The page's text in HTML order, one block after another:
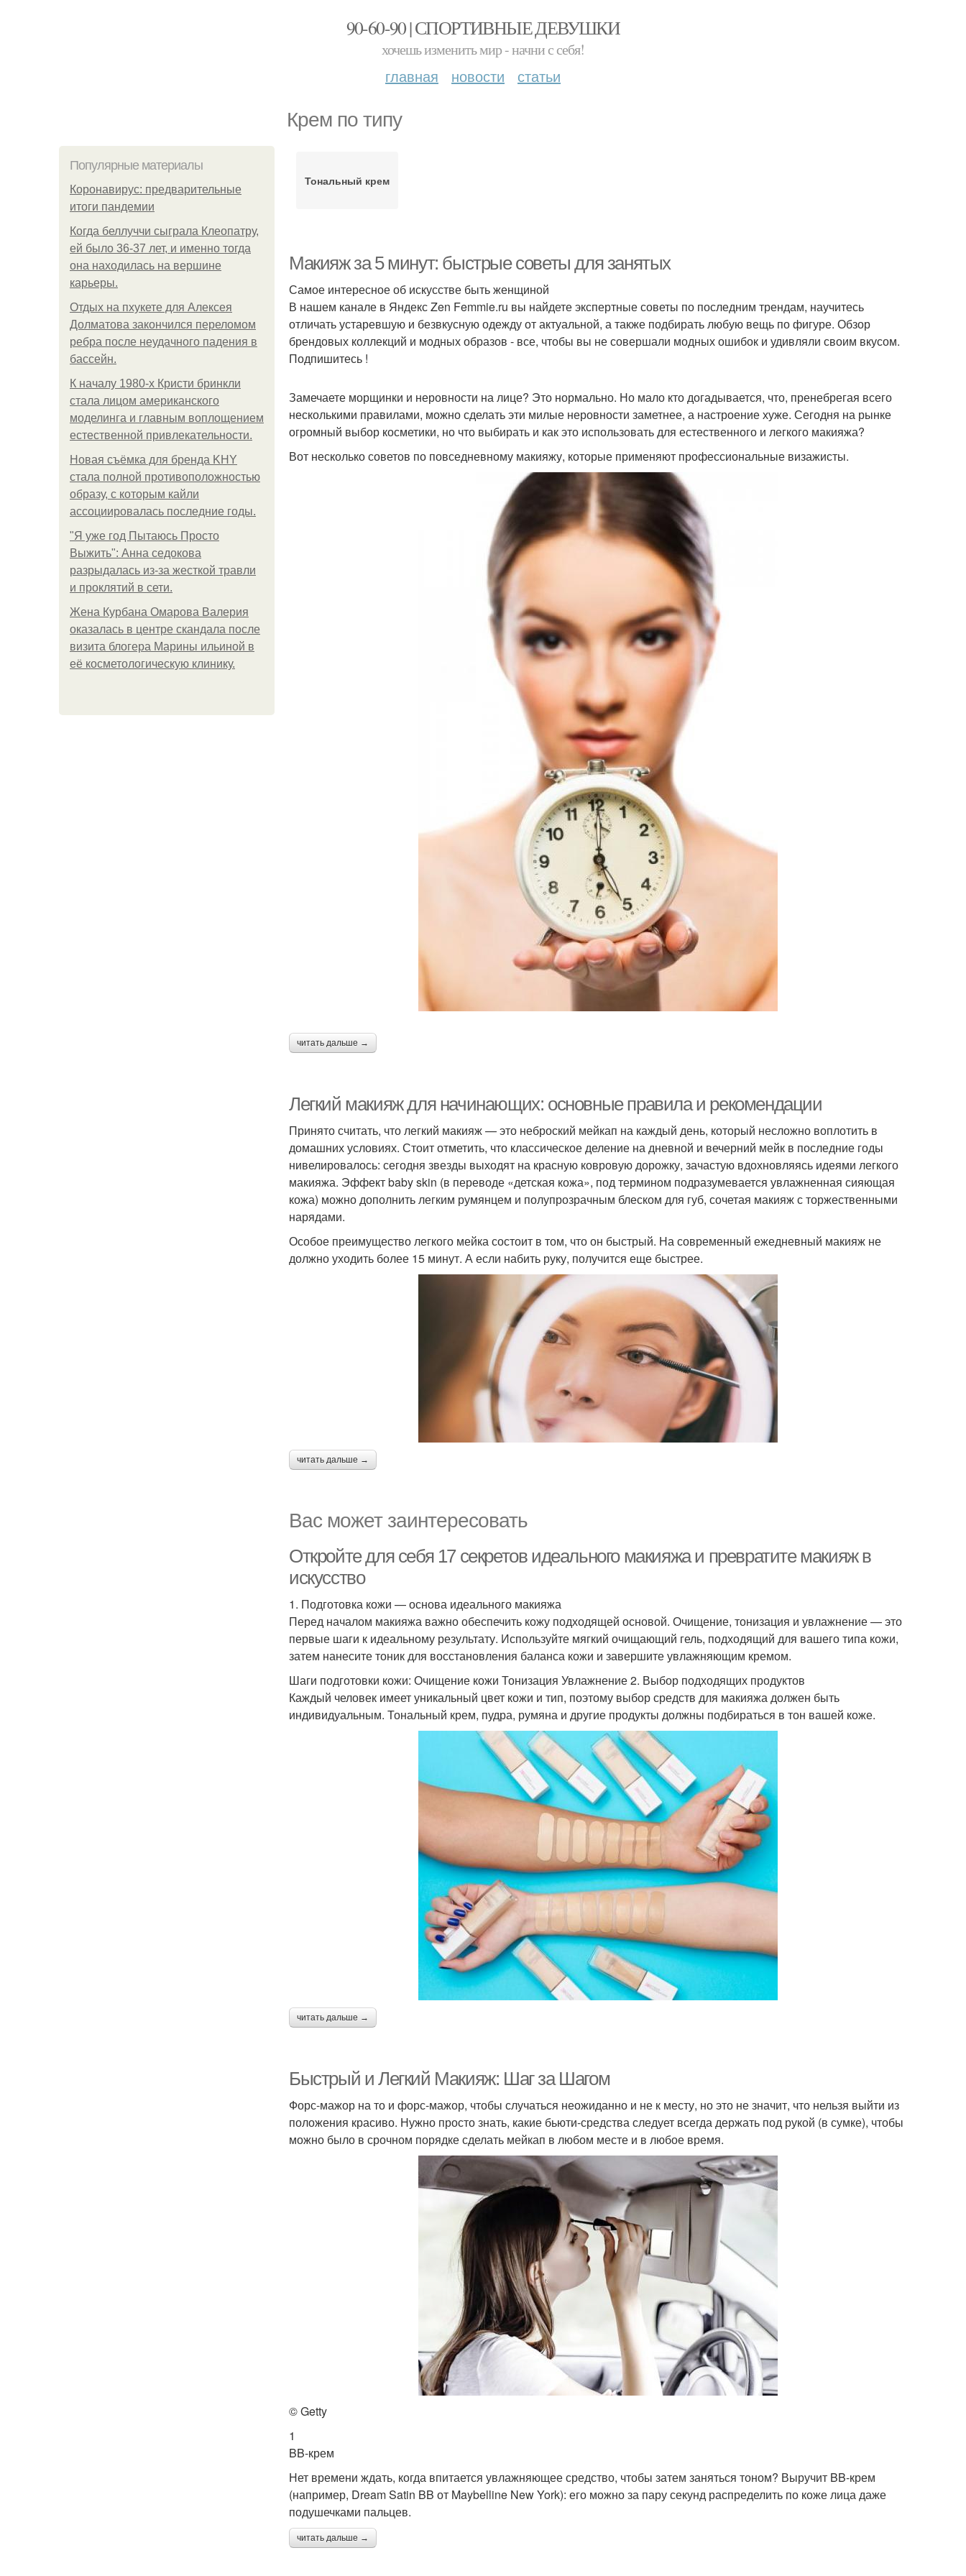
90-60-90 | СПОРТИВНЫЕ ДЕВУШКИ
хочешь изменить мир - начни с себя!
главная новости статьи
Крем по типу
Популярные материалы
Коронавирус: предварительные
итоги пандемии
Когда беллуччи сыграла Клеопатру,
ей было 36-37 лет, и именно тогда
она находилась на вершине
карьеры.
Отдых на пхукете для Алексея
Долматова закончился переломом
ребра после неудачного падения в
бассейн.
К началу 1980-х Кристи бринкли
стала лицом американского
моделинга и главным воплощением
естественной привлекательности.
Новая съёмка для бренда KHY
стала полной противоположностью
образу, с которым кайли
ассоциировалась последние годы.
"Я уже год Пытаюсь Просто
Выжить": Анна седокова
разрыдалась из-за жесткой травли
и проклятий в сети.
Жена Курбана Омарова Валерия
оказалась в центре скандала после
визита блогера Марины ильиной в
её косметологическую клинику.
Тональный крем
Макияж за 5 минут: быстрые советы для занятых
Самое интересное об искусстве быть женщиной
В нашем канале в Яндекс Zen Femmie.ru вы найдете экспертные советы по последним трендам, научитесь
отличать устаревшую и безвкусную одежду от актуальной, а также подбирать любую вещь по фигуре. Обзор
брендовых коллекций и модных образов - все, чтобы вы не совершали модных ошибок и удивляли своим вкусом.
Подпишитесь !
Замечаете морщинки и неровности на лице? Это нормально. Но мало кто догадывается, что, пренебрегая всего
несколькими правилами, можно сделать эти милые неровности заметнее, а настроение хуже. Сегодня на рынке
огромный выбор косметики, но что выбирать и как это использовать для естественного и легкого макияжа?
Вот несколько советов по повседневному макияжу, которые применяют профессиональные визажисты.
читать дальше →
Легкий макияж для начинающих: основные правила и рекомендации
Принято считать, что легкий макияж — это неброский мейкап на каждый день, который несложно воплотить в
домашних условиях. Стоит отметить, что классическое деление на дневной и вечерний мейк в последние годы
нивелировалось: сегодня звезды выходят на красную ковровую дорожку, зачастую вдохновляясь идеями легкого
макияжа. Эффект baby skin (в переводе «детская кожа», под термином подразумевается увлажненная сияющая
кожа) можно дополнить легким румянцем и полупрозрачным блеском для губ, сочетая макияж с торжественными
нарядами.
Особое преимущество легкого мейка состоит в том, что он быстрый. На современный ежедневный макияж не
должно уходить более 15 минут. А если набить руку, получится еще быстрее.
читать дальше →
Вас может заинтересовать
Откройте для себя 17 секретов идеального макияжа и превратите макияж в
искусство
1. Подготовка кожи — основа идеального макияжа
Перед началом макияжа важно обеспечить кожу подходящей основой. Очищение, тонизация и увлажнение — это
первые шаги к идеальному результату. Используйте мягкий очищающий гель, подходящий для вашего типа кожи,
затем нанесите тоник для восстановления баланса кожи и завершите увлажняющим кремом.
Шаги подготовки кожи: Очищение кожи Тонизация Увлажнение 2. Выбор подходящих продуктов
Каждый человек имеет уникальный цвет кожи и тип, поэтому выбор средств для макияжа должен быть
индивидуальным. Тональный крем, пудра, румяна и другие продукты должны подбираться в тон вашей коже.
читать дальше →
Быстрый и Легкий Макияж: Шаг за Шагом
Форс-мажор на то и форс-мажор, чтобы случаться неожиданно и не к месту, но это не значит, что нельзя выйти из
положения красиво. Нужно просто знать, какие бьюти-средства следует всегда держать под рукой (в сумке), чтобы
можно было в срочном порядке сделать мейкап в любом месте и в любое время.
© Getty
1
BB-крем
Нет времени ждать, когда впитается увлажняющее средство, чтобы затем заняться тоном? Выручит BB-крем
(например, Dream Satin BB от Maybelline New York): его можно за пару секунд распределить по коже лица даже
подушечками пальцев.
читать дальше →